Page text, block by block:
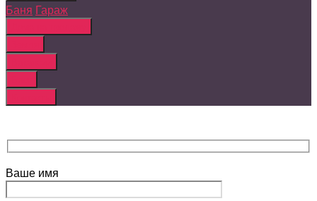
Баня Гараж
Ваше имя